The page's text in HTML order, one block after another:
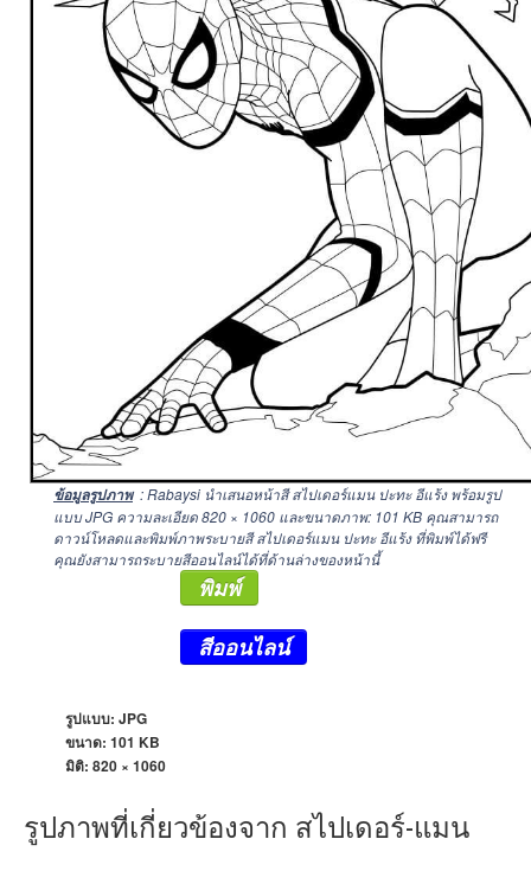
ข้อมูลรูปภาพ : Rabaysi นำเสนอหน้าสี สไปเดอร์แมน ปะทะ อีแร้ง พร้อมรูป
แบบ JPG ความละเอียด820 × 1060 และขนาดภาพ: 101 KB คุณสามารถ
ดาวน์โหลดและพิมพ์ภาพระบายสี สไปเดอร์แมน ปะทะ อีแร้ง ที่พิมพ์ได้ฟรี
คุณยังสามารถระบายสีออนไลน์ได้ที่ด้านล่างของหน้านี้
พิมพ์
สีออนไลน์
รูปแบบ: JPG
ขนาด: 101 KB
มิติ: 820 × 1060
รูปภาพที่เกี่ยวข้องจาก สไปเดอร์-แมน